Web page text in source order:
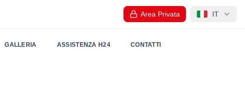
Area Privata IT
GALLERIA ASSISTENZA H24 CONTATTI